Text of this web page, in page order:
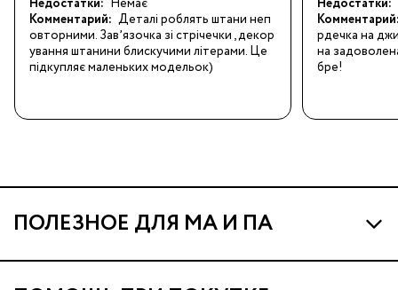
Комментарий: Деталі роблять штани неп
овторними. Завʼязочка зі стрічечки , декор
ування штанини блискучими літерами. Це
підкупляє маленьких модельок)
рдечка на
на
бре!
ПОЛЕЗНОЕ ДЛЯ МА И ПА
Про МА и Маминых Ассистентов